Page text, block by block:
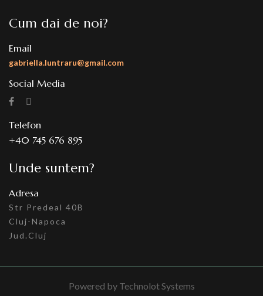
Cum dai de noi?
Email
gabriella.luntraru@gmail.com
Social Media
Telefon
+40 745 676 895
Unde suntem?
Adresa
Str Predeal 40B
Cluj-Napoca
Jud.Cluj
Powered by Technolot Systems